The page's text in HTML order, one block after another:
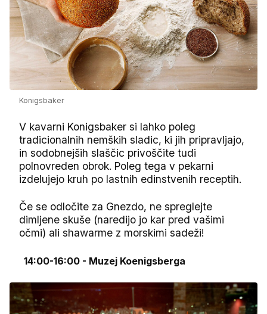
Konigsbaker
V kavarni Konigsbaker si lahko poleg
tradicionalnih nemških sladic, ki jih pripravljajo,
in sodobnejših slaščic privoščite tudi
polnovreden obrok. Poleg tega v pekarni
izdelujejo kruh po lastnih edinstvenih receptih.
Če se odločite za Gnezdo, ne spreglejte
dimljene skuše (naredijo jo kar pred vašimi
očmi) ali shawarme z morskimi sadeži!
14:00-16:00 - Muzej Koenigsberga